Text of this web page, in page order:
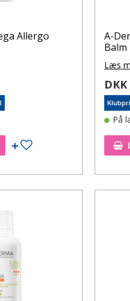
Allergo
Tilføj til ønskeseddel
A-
Balm
Læs
På